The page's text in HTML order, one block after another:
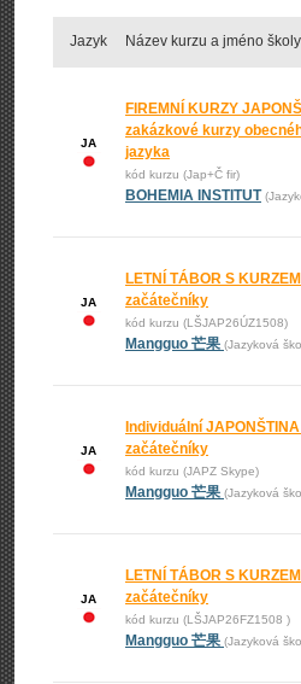
Jazyk Název kurzu a jméno školy
JA
FIREMNÍ KURZY
zakázkové kurzy
jazyka
kód kurzu (Jap+Č fir)
BOHEMIA INSTITUT
JA
LETNÍ TÁBOR S
začátečníky
kód kurzu (LŠJAP26ÚZ1508)
Mangguo 芒果 (Jazyková
JA
Individuální
začátečníky
kód kurzu (JAPZ Skype)
Mangguo 芒果 (Jazyková
JA
LETNÍ TÁBOR S
začátečníky
kód kurzu (LŠJAP26FZ1508 )
Mangguo 芒果 (Jazyková